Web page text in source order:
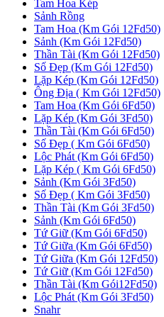
Tam Hoa Kép
Sảnh Rồng
Tam Hoa (Km Gói 12Fd50)
Sảnh (Km Gói 12Fd50)
Thần Tài (Km Gói 12Fd50)
Số Đẹp (Km Gói 12Fd50)
Lặp Kép (Km Gói 12Fd50)
Ông Địa ( Km Gói 12Fd50)
Tam Hoa (Km Gói 6Fd50)
Lặp Kép (Km Gói 3Fd50)
Thần Tài (Km Gói 6Fd50)
Số Đẹp ( Km Gói 6Fd50)
Lộc Phát (Km Gói 6Fd50)
Lặp Kép ( Km Gói 6Fd50)
Sảnh (Km Gói 3Fd50)
Số Đẹp ( Km Gói 3Fd50)
Thần Tài (Km Gói 3Fd50)
Sảnh (Km Gói 6Fd50)
Tứ Giữ (Km Gói 6Fd50)
Tứ Giữa (Km Gói 6Fd50)
Tứ Giữa (Km Gói 12Fd50)
Tứ Giữ (Km Gói 12Fd50)
Thần Tài (Km Gói12Fd50)
Lộc Phát (Km Gói 3Fd50)
Snahr